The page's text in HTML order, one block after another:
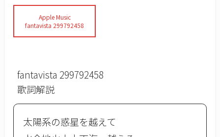
Apple Music
fantavista 299792458
fantavista 299792458
歌詞解説
太陽系の惑星を越えて